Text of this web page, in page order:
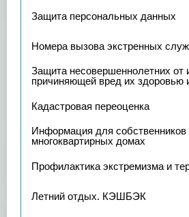
Защита персональных данных
Номера вызова экстренных
Защита несовершеннолетних от
причиняющей вред их здоровью
Кадастровая переоценка
Информация для
многоквартирных домах
Профилактика экстремизма и
Летний отдых. КЭШБЭК